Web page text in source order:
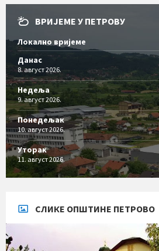
ВРИЈЕМЕ У ПЕТРОВУ
Локално вријеме
Данас
8. август 2026.
Недеља
9. август 2026.
Понедељак
10. август 2026.
Уторак
11. август 2026.
СЛИКЕ ОПШТИНЕ ПЕТРОВО